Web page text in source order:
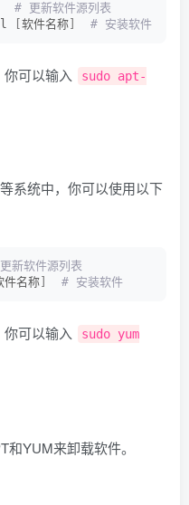
# 更新软件源列表
软件名称 # 安装软件
可以输入
sudo apt-
系统中，你可以使用以下
新软件源列表
件名称 # 安装软件
可以输入
sudo yum
YUM来卸载软件。